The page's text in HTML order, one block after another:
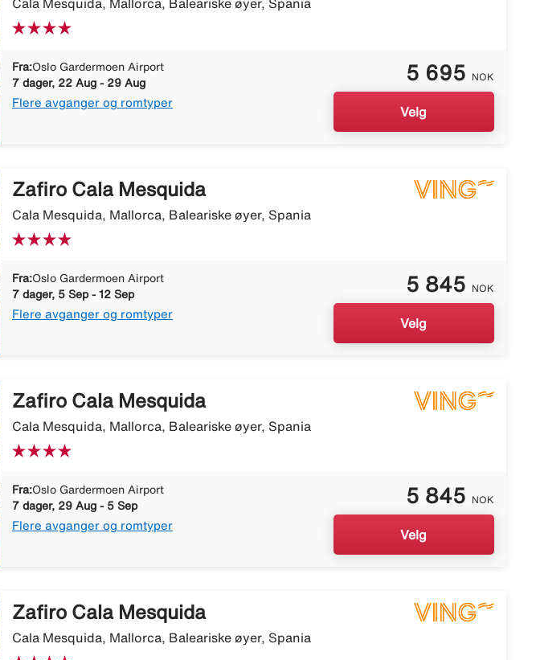
Cala Mesquida, Mallorca, Baleariske øyer, Spania
Fra:Oslo Gardermoen Airport
7 dager, 22 Aug - 29 Aug
Flere avganger og romtyper
5 695 NOK
Velg
Zafiro Cala Mesquida
Cala Mesquida, Mallorca, Baleariske øyer, Spania
Fra:Oslo Gardermoen Airport
7 dager, 5 Sep - 12 Sep
Flere avganger og romtyper
5 845 NOK
Velg
Zafiro Cala Mesquida
Cala Mesquida, Mallorca, Baleariske øyer, Spania
Fra:Oslo Gardermoen Airport
7 dager, 29 Aug - 5 Sep
Flere avganger og romtyper
5 845 NOK
Velg
Zafiro Cala Mesquida
Cala Mesquida, Mallorca, Baleariske øyer, Spania